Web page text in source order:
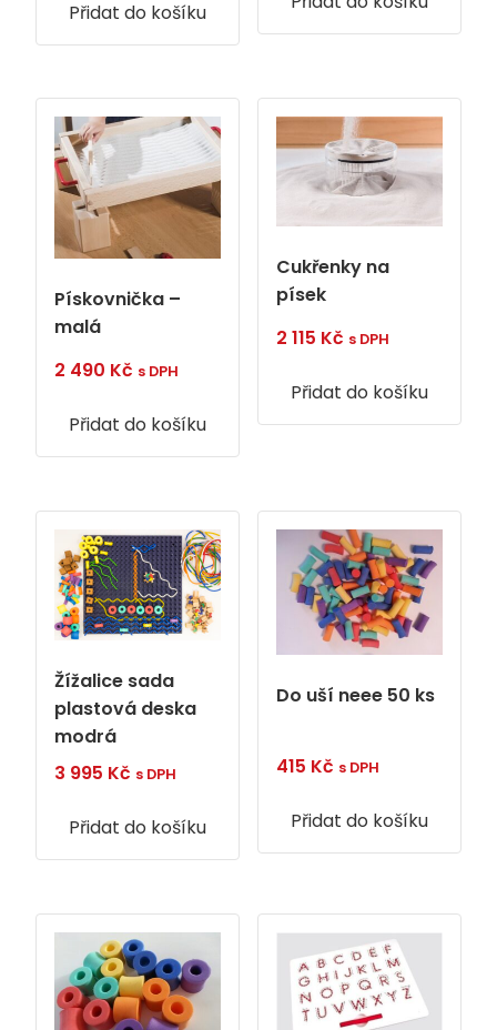
Přidat do košíku
Pískovnička –
malá
2 490 Kč s DPH
Přidat do košíku
Cukřenky na
písek
2 115 Kč s DPH
Přidat do košíku
Žížalice sada
plastová deska
modrá
3 995 Kč s DPH
Přidat do košíku
Do uší neee 50 ks
415 Kč s DPH
Přidat do košíku